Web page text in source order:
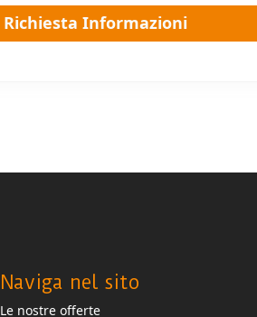
Naviga nel sito
Le nostre offerte